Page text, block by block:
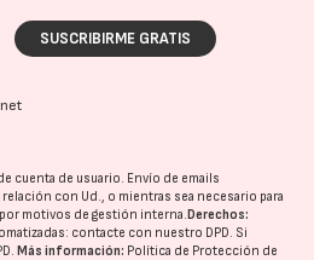
SUSCRIBIRME GRATIS
cuenta de usuario. Envío de emails
con Ud., o mientras sea necesario para
por motivos de gestión interna.Derechos:
contacte con nuestro DPD. Si
.Más información: Política de Protección de